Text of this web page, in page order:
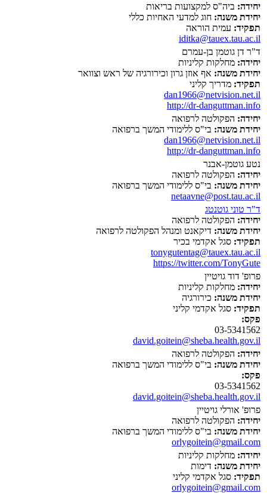
יחידה: ביה"ס למקצועות בריאות
יחידת משנה: חוג למדעי האחיות כללי
תפקיד: עמית הוראה
iditka@tauex.tau.ac.il
ד"ר דן גוטמן בן-עמרם
יחידה: מחלקות קליניות
יחידת משנה: אף אוזן גרון וכירורגיה של ראש וצוואר
תפקיד: מדריך קליני
dan1966@netvision.net.il
http://dr-danguttman.info
יחידה: הפקולטה לרפואה
יחידת משנה: בי"ס ללימודי המשך ברפואה
dan1966@netvision.net.il
http://dr-danguttman.info
נטע גוטמן-אבנר
יחידה: הפקולטה לרפואה
יחידת משנה: בי"ס ללימודי המשך ברפואה
netaavne@post.tau.ac.il
ד"ר טוני גוטנטג
יחידה: הפקולטה לרפואה
יחידת משנה: דיקאנט ומנהל הפקולטה לרפואה
תפקיד: סגל אקדמי בכיר
tonygutentag@tauex.tau.ac.il
https://twitter.com/TonyGute
פרופ' דוד גויטיין
יחידה: מחלקות קליניות
יחידת משנה: כירורגיה
תפקיד: סגל אקדמי קליני
פקס:
03-5341562
david.goitein@sheba.health.gov.il
יחידה: הפקולטה לרפואה
יחידת משנה: בי"ס ללימודי המשך ברפואה
פקס:
03-5341562
david.goitein@sheba.health.gov.il
פרופ' אורלי גויטיין
יחידה: הפקולטה לרפואה
יחידת משנה: בי"ס ללימודי המשך ברפואה
orlygoitein@gmail.com
יחידה: מחלקות קליניות
יחידת משנה: דימות
תפקיד: סגל אקדמי קליני
orlygoitein@gmail.com